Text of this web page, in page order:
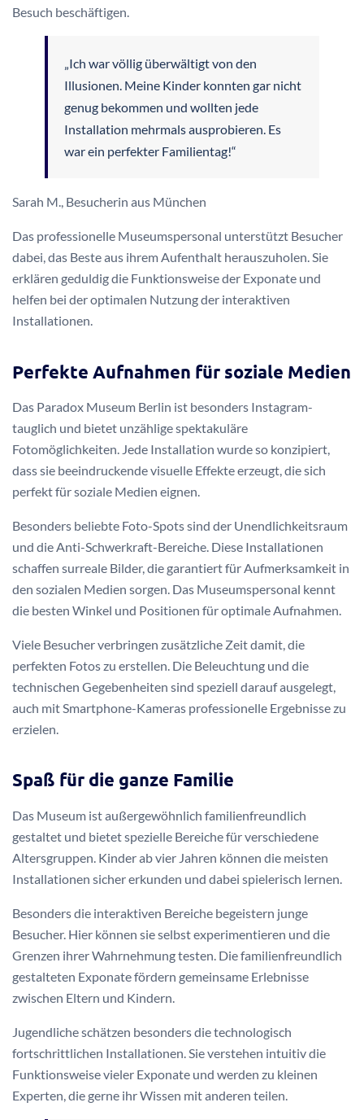
Besuch beschäftigen.
„Ich war völlig überwältigt von den
Illusionen. Meine Kinder konnten gar nicht
genug bekommen und wollten jede
Installation mehrmals ausprobieren. Es
war ein perfekter Familientag!“
Sarah M., Besucherin aus München
Das professionelle Museumspersonal unterstützt Besucher
dabei, das Beste aus ihrem Aufenthalt herauszuholen. Sie
erklären geduldig die Funktionsweise der Exponate und
helfen bei der optimalen Nutzung der interaktiven
Installationen.
Perfekte Aufnahmen für soziale Medien
Das Paradox Museum Berlin ist besonders Instagram-
tauglich und bietet unzählige spektakuläre
Fotomöglichkeiten. Jede Installation wurde so konzipiert,
dass sie beeindruckende visuelle Effekte erzeugt, die sich
perfekt für soziale Medien eignen.
Besonders beliebte Foto-Spots sind der Unendlichkeitsraum
und die Anti-Schwerkraft-Bereiche. Diese Installationen
schaffen surreale Bilder, die garantiert für Aufmerksamkeit in
den sozialen Medien sorgen. Das Museumspersonal kennt
die besten Winkel und Positionen für optimale Aufnahmen.
Viele Besucher verbringen zusätzliche Zeit damit, die
perfekten Fotos zu erstellen. Die Beleuchtung und die
technischen Gegebenheiten sind speziell darauf ausgelegt,
auch mit Smartphone-Kameras professionelle Ergebnisse zu
erzielen.
Spaß für die ganze Familie
Das Museum ist außergewöhnlich familienfreundlich
gestaltet und bietet spezielle Bereiche für verschiedene
Altersgruppen. Kinder ab vier Jahren können die meisten
Installationen sicher erkunden und dabei spielerisch lernen.
Besonders die interaktiven Bereiche begeistern junge
Besucher. Hier können sie selbst experimentieren und die
Grenzen ihrer Wahrnehmung testen. Die familienfreundlich
gestalteten Exponate fördern gemeinsame Erlebnisse
zwischen Eltern und Kindern.
Jugendliche schätzen besonders die technologisch
fortschrittlichen Installationen. Sie verstehen intuitiv die
Funktionsweise vieler Exponate und werden zu kleinen
Experten, die gerne ihr Wissen mit anderen teilen.